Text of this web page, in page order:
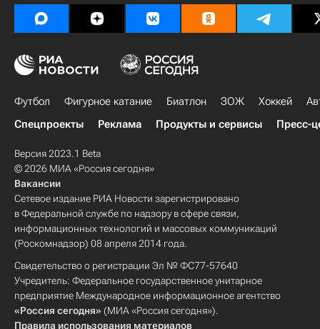
Футбол Фигурное катание Биатлон ЗОЖ Хоккей
Спецпроекты
Реклама Продукты и сервисы Пресс-
Версия 2023.1 Beta
© 2026 МИА «Россия сегодня»
Вакансии
Сетевое издание РИА Новости зарегистрировано
в Федеральной службе по надзору в сфере связи,
информационных технологий и массовых коммуникаций
(Роскомнадзор) 08 апреля 2014 года.
Свидетельство о регистрации Эл № ФС77-57640
Учредитель: Федеральное государственное унитарное
предприятие Международное информационное агентство
«Россия сегодня» (МИА «Россия сегодня»).
Правила использования материалов